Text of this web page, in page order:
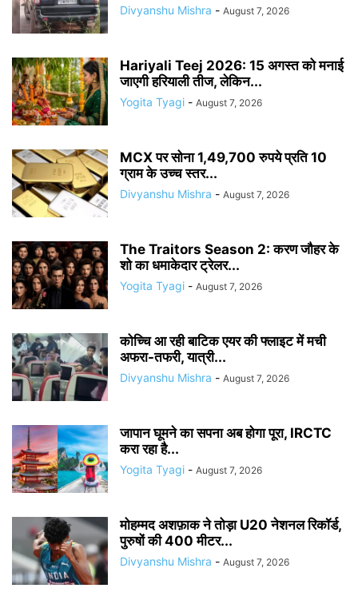
Divyanshu Mishra - August 7, 2026
Hariyali Teej 2026: 15 अगस्त को मनाई
जाएगी हरियाली तीज, लेकिन...
Yogita Tyagi - August 7, 2026
MCX पर सोना 1,49,700 रुपये प्रति 10
ग्राम के उच्च स्तर...
Divyanshu Mishra - August 7, 2026
The Traitors Season 2: करण जौहर के
शो का धमाकेदार ट्रेलर...
Yogita Tyagi - August 7, 2026
कोच्चि आ रही बाटिक एयर की फ्लाइट में मची
अफरा-तफरी, यात्री...
Divyanshu Mishra - August 7, 2026
जापान घूमने का सपना अब होगा पूरा, IRCTC
करा रहा है...
Yogita Tyagi - August 7, 2026
मोहम्मद अशफ़ाक ने तोड़ा U20 नेशनल रिकॉर्ड,
पुरुषों की 400 मीटर...
Divyanshu Mishra - August 7, 2026